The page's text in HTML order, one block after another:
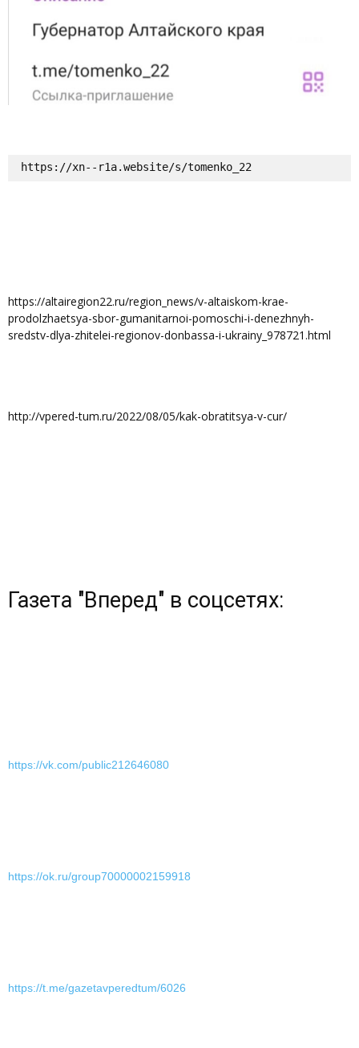
https://xn--r1a.website/s/tomenko_22
https://altairegion22.ru/region_news/v-altaiskom-krae-
prodolzhaetsya-sbor-gumanitarnoi-pomoschi-i-denezhnyh-
sredstv-dlya-zhitelei-regionov-donbassa-i-ukrainy_978721.html
http://vpered-tum.ru/2022/08/05/kak-obratitsya-v-cur/
Газета "Вперед" в соцсетях:
https://vk.com/public212646080
https://ok.ru/group70000002159918
https://t.me/gazetavperedtum/6026